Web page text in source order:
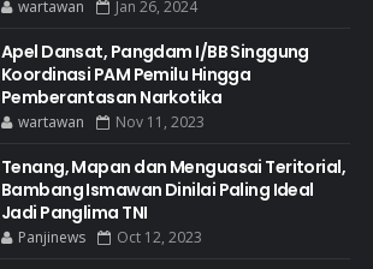
wartawan Jan 26, 2024
Apel Dansat, Pangdam I/BB Singgung
Koordinasi PAM Pemilu Hingga
Pemberantasan Narkotika
wartawan Nov 11, 2023
Tenang, Mapan dan Menguasai Teritorial,
Bambang Ismawan Dinilai Paling Ideal
Jadi Panglima TNI
Panjinews Oct 12, 2023